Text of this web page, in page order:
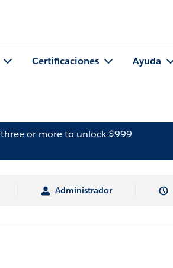
Certificaciones Ayuda
three or more to unlock $999
Administrador